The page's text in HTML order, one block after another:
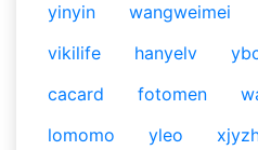
yinyin wangweimei
vikilife
hanyelv
cacard
fotomen
lomomo
yleo